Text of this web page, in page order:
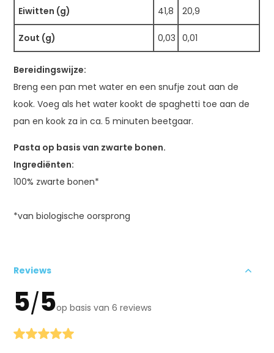
Eiwitten (g) 41,8 20,9
Zout (g) 0,03 0,01
Bereidingswijze:
Breng een pan met water en een snufje zout aan de
kook. Voeg als het water kookt de spaghetti toe aan de
pan en kook za in ca. 5 minuten beetgaar.
Pasta op basis van zwarte bonen.
Ingrediënten:
100% zwarte bonen*
*van biologische oorsprong
Reviews
5/5op basis van 6 reviews